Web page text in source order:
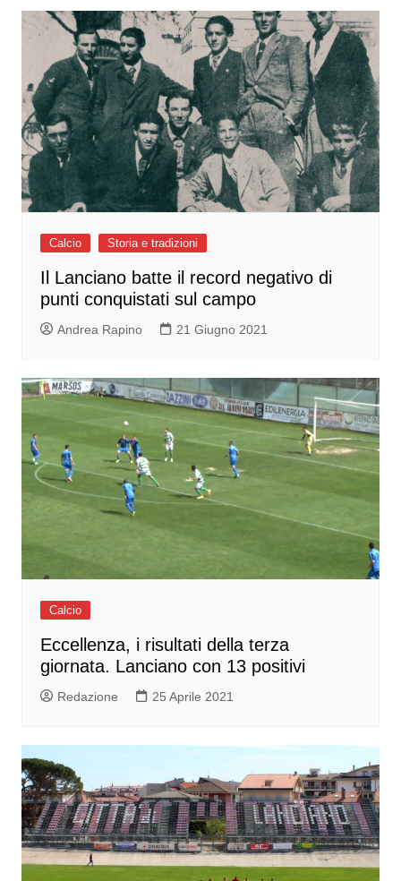
Calcio Storia e tradizioni
Il Lanciano batte il record negativo di
punti conquistati sul campo
Andrea Rapino 21 Giugno 2021
Calcio
Eccellenza, i risultati della terza
giornata. Lanciano con 13 positivi
Redazione 25 Aprile 2021